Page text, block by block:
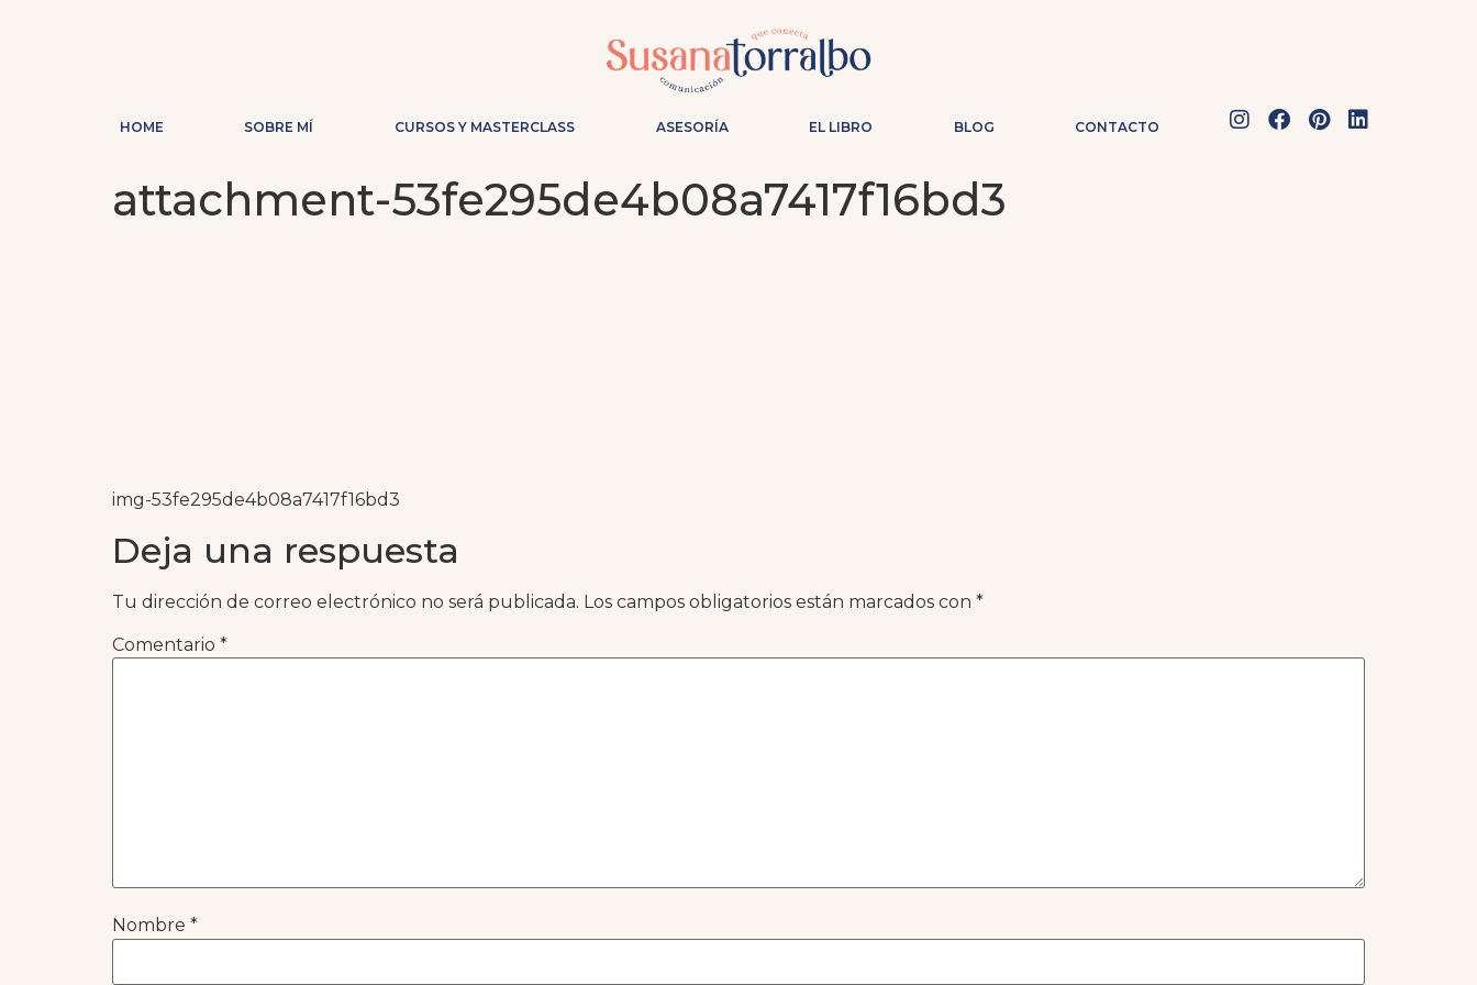
HOME SOBRE MÍ CURSOS Y MASTERCLASS ASESORÍA EL LIBRO BLOG CONTACTO
attachment-53fe295de4b08a7417f16bd3
img-53fe295de4b08a7417f16bd3
Deja una respuesta
Tu dirección de correo electrónico no será publicada. Los campos obligatorios están marcados con *
Comentario *
Nombre *